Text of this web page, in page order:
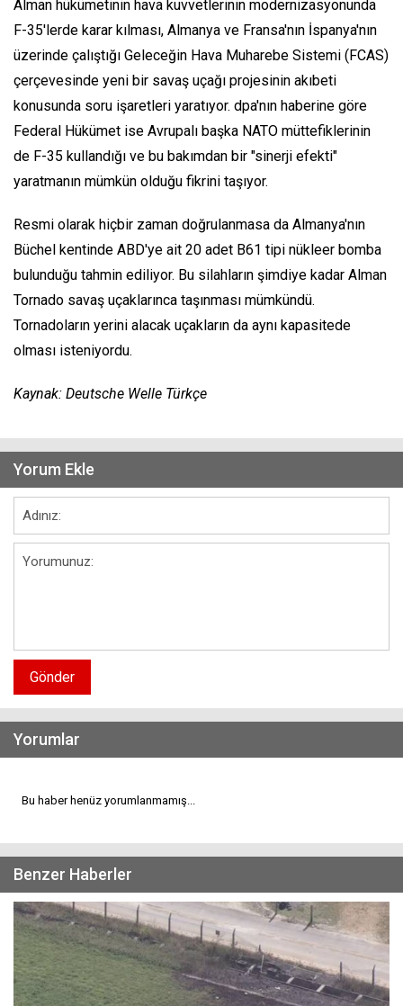
Alman hükümetinin hava kuvvetlerinin modernizasyonunda
F-35'lerde karar kılması, Almanya ve Fransa'nın İspanya'nın
üzerinde çalıştığı Geleceğin Hava Muharebe Sistemi (FCAS)
çerçevesinde yeni bir savaş uçağı projesinin akıbeti
konusunda soru işaretleri yaratıyor. dpa'nın haberine göre
Federal Hükümet ise Avrupalı başka NATO müttefiklerinin
de F-35 kullandığı ve bu bakımdan bir "sinerji efekti"
yaratmanın mümkün olduğu fikrini taşıyor.
Resmi olarak hiçbir zaman doğrulanmasa da Almanya'nın
Büchel kentinde ABD'ye ait 20 adet B61 tipi nükleer bomba
bulunduğu tahmin ediliyor. Bu silahların şimdiye kadar Alman
Tornado savaş uçaklarınca taşınması mümkündü.
Tornadoların yerini alacak uçakların da aynı kapasitede
olması isteniyordu.
Kaynak: Deutsche Welle Türkçe
Yorum Ekle
Gönder
Yorumlar
Bu haber henüz yorumlanmamış...
Benzer Haberler